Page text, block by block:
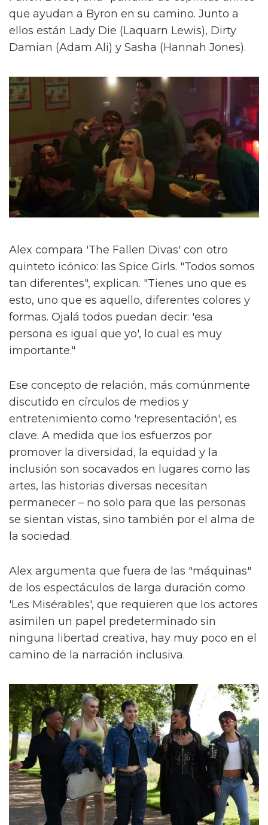
que ayudan a Byron en su camino. Junto a
ellos están Lady Die (Laquarn Lewis), Dirty
Damian (Adam Ali) y Sasha (Hannah Jones).
Alex compara 'The Fallen Divas' con otro
quinteto icónico: las Spice Girls. "Todos somos
tan diferentes", explican. "Tienes uno que es
esto, uno que es aquello, diferentes colores y
formas. Ojalá todos puedan decir: 'esa
persona es igual que yo', lo cual es muy
importante."
Ese concepto de relación, más comúnmente
discutido en círculos de medios y
entretenimiento como 'representación', es
clave. A medida que los esfuerzos por
promover la diversidad, la equidad y la
inclusión son socavados en lugares como las
artes, las historias diversas necesitan
permanecer – no solo para que las personas
se sientan vistas, sino también por el alma de
la sociedad.
Alex argumenta que fuera de las "máquinas"
de los espectáculos de larga duración como
'Les Misérables', que requieren que los actores
asimilen un papel predeterminado sin
ninguna libertad creativa, hay muy poco en el
camino de la narración inclusiva.